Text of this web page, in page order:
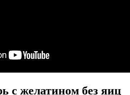
с желатином без яиц